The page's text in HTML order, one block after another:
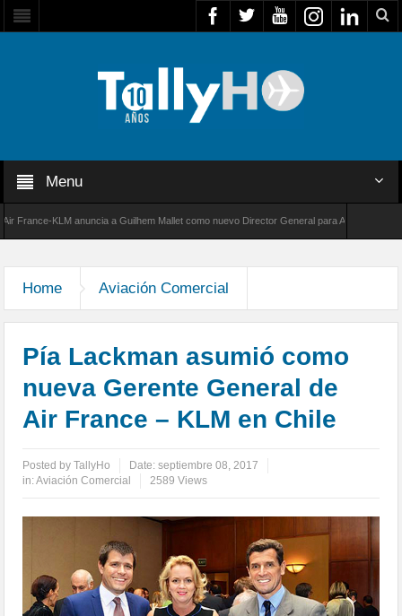
Menu
KLM anuncia a Guilhem Mallet como nuevo Director General para América Latina
Home Aviación Comercial
Pía Lackman asumió como
nueva Gerente General de
Air France – KLM en Chile
Posted byTallyHo Date:septiembre 08, 2017
in:Aviación Comercial 2589 Views